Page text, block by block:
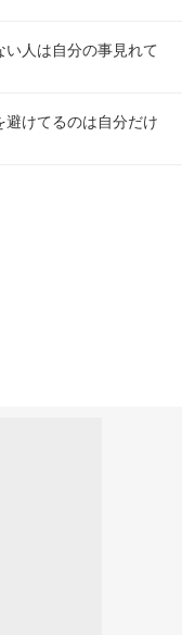
い人は自分の事見れて
けてるのは自分だけ